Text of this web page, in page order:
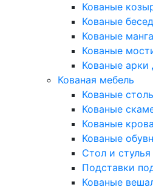
Кованые
Кованые
Кованые
Кованые
Кованые арки
Кованая мебель
Кованые
Кованые
Кованые
Кованые
Стол и
Подставки
Кованые